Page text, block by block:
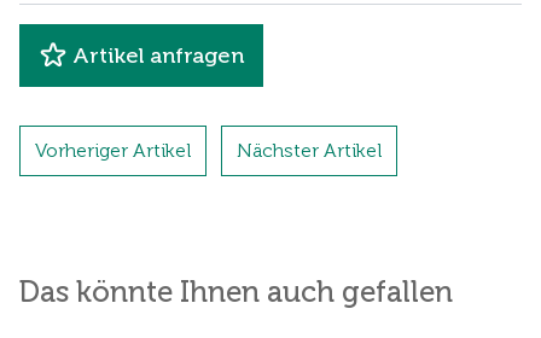
Artikel anfragen
Vorheriger Artikel Nächster Artikel
Das könnte Ihnen auch gefallen